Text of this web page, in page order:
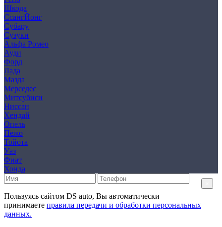
Шкода
СсангЙонг
Субару
Сузуки
Альфа Ромео
Ауди
Форд
Лада
Мазда
Мерседес
Митсубиси
Ниссан
Хендай
Опель
Пежо
Тойота
Уаз
Фиат
Хонда
Пользуясь сайтом DS auto, Вы автоматически
принимаете правила передачи и обработки персональных
данных.